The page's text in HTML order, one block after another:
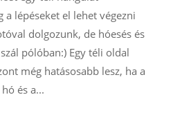
a lépéseket el lehet végezni
dolgozunk, de hóesés és
pólóban:) Egy téli oldal
még hatásosabb lesz, ha a
és a...